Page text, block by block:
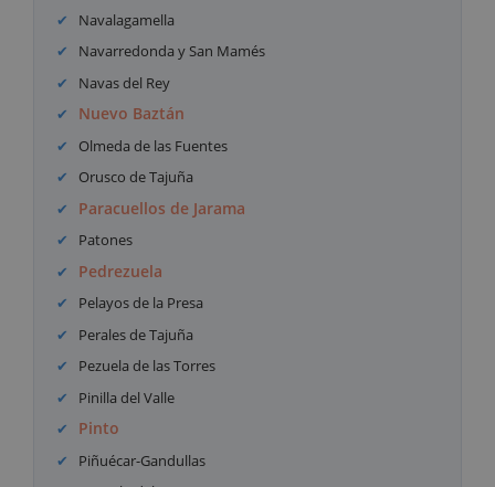
Navalagamella
Navarredonda y San Mamés
Navas del Rey
Nuevo Baztán
Olmeda de las Fuentes
Orusco de Tajuña
Paracuellos de Jarama
Patones
Pedrezuela
Pelayos de la Presa
Perales de Tajuña
Pezuela de las Torres
Pinilla del Valle
Pinto
Piñuécar-Gandullas